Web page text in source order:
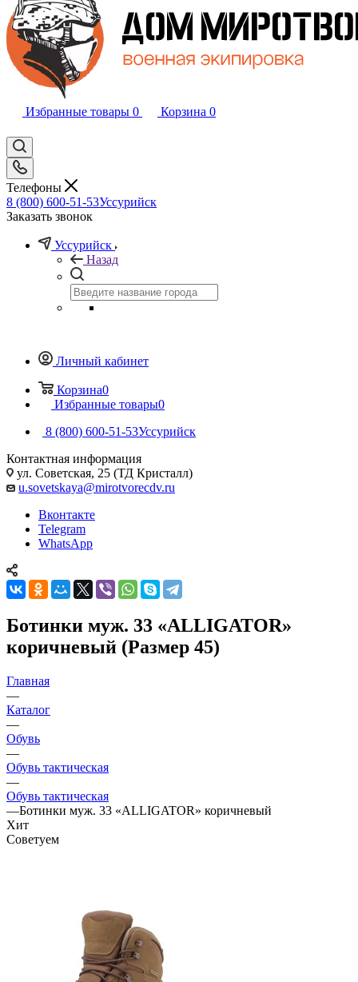
Избранные товары 0 Корзина 0
Телефоны
8 (800) 600-51-53Уссурийск
Заказать звонок
Уссурийск
Назад
Личный кабинет
Корзина0
Избранные товары0
8 (800) 600-51-53Уссурийск
Контактная информация
ул. Советская, 25 (ТД Кристалл)
u.sovetskaya@mirotvorecdv.ru
Вконтакте
Telegram
WhatsApp
Ботинки муж. 33 «ALLIGATOR»
коричневый (Размер 45)
Главная
—
Каталог
—
Обувь
—
Обувь тактическая
—
Обувь тактическая
—Ботинки муж. 33 «ALLIGATOR» коричневый
Хит
Советуем